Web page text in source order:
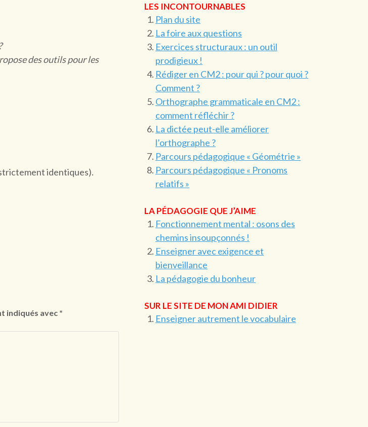
des outils pour les
identiques).
indiqués avec *
LES INCONTOURNABLES
Plan du site
La foire aux questions
Exercices structuraux : un outil
prodigieux !
Rédiger en CM2 : pour qui ? pour quoi ?
Comment ?
Orthographe grammaticale en CM2 :
comment réfléchir ?
La dictée peut-elle améliorer
l’orthographe ?
Parcours pédagogique « Géométrie »
Parcours pédagogique « Pronoms
relatifs »
LA PÉDAGOGIE QUE J’AIME
Fonctionnement mental : osons des
chemins insoupçonnés !
Enseigner avec exigence et
bienveillance
La pédagogie du bonheur
SUR LE SITE DE MON AMI DIDIER
Enseigner autrement le vocabulaire